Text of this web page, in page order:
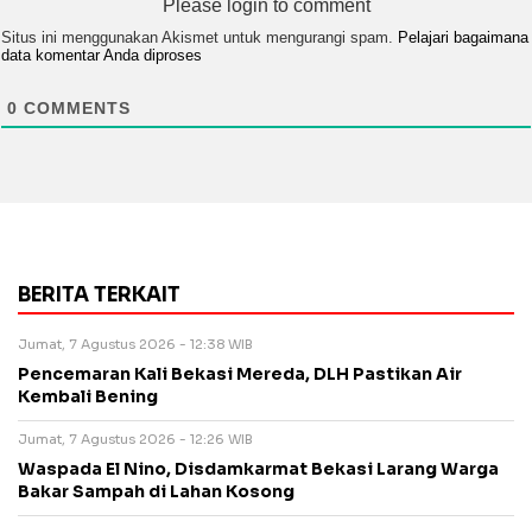
Please login to comment
Situs ini menggunakan Akismet untuk mengurangi spam.
Pelajari bagaimana
data komentar Anda diproses
0 COMMENTS
BERITA TERKAIT
Jumat, 7 Agustus 2026 - 12:38 WIB
Pencemaran Kali Bekasi Mereda, DLH Pastikan Air
Kembali Bening
Jumat, 7 Agustus 2026 - 12:26 WIB
Waspada El Nino, Disdamkarmat Bekasi Larang Warga
Bakar Sampah di Lahan Kosong